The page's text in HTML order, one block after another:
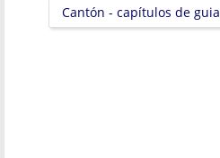
Cantón - capítulos de guia